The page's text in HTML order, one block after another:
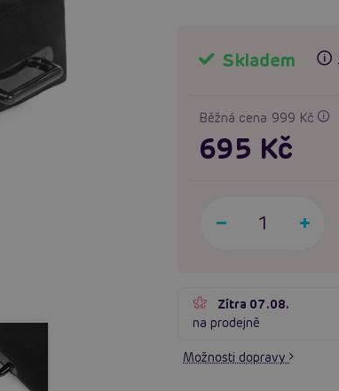
Skladem
Běžná cena 999 Kč
695 Kč
Zítra 07.08.
na prodejně
Možnosti dopravy